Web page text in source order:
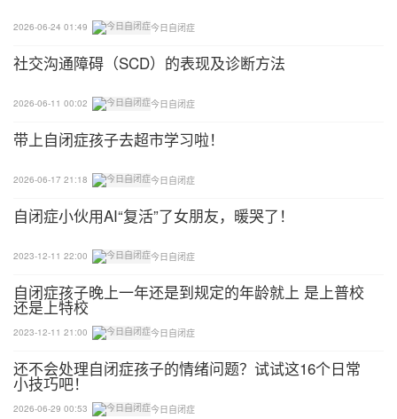
2026-06-24 01:49 今日自闭症
社交沟通障碍（SCD）的表现及诊断方法
2026-06-11 00:02 今日自闭症
带上自闭症孩子去超市学习啦！
2026-06-17 21:18 今日自闭症
自闭症小伙用AI“复活”了女朋友，暖哭了！
2023-12-11 22:00 今日自闭症
自闭症孩子晚上一年还是到规定的年龄就上 是上普校
还是上特校
2023-12-11 21:00 今日自闭症
还不会处理自闭症孩子的情绪问题？试试这16个日常
小技巧吧！
2026-06-29 00:53 今日自闭症